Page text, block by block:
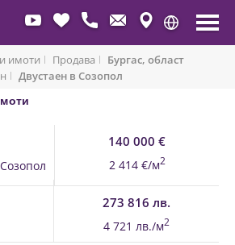
имоти Продава
Бургас, област
Двустаен в Созопол
140 000 €
2 414 €/м2
273 816 лв.
4 721 лв./м2